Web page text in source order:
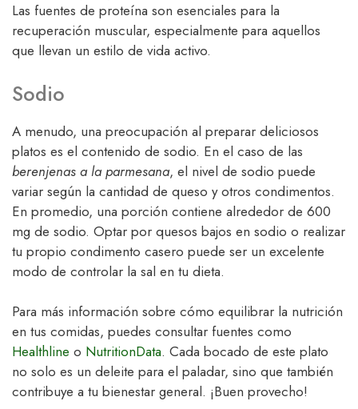
Las fuentes de proteína son esenciales para la
recuperación muscular, especialmente para aquellos
que llevan un estilo de vida activo.
Sodio
A menudo, una preocupación al preparar deliciosos
platos es el contenido de sodio. En el caso de las
berenjenas a la parmesana, el nivel de sodio puede
variar según la cantidad de queso y otros condimentos.
En promedio, una porción contiene alrededor de 600
mg de sodio. Optar por quesos bajos en sodio o realizar
tu propio condimento casero puede ser un excelente
modo de controlar la sal en tu dieta.
Para más información sobre cómo equilibrar la nutrición
en tus comidas, puedes consultar fuentes como
Healthline o NutritionData. Cada bocado de este plato
no solo es un deleite para el paladar, sino que también
contribuye a tu bienestar general. ¡Buen provecho!